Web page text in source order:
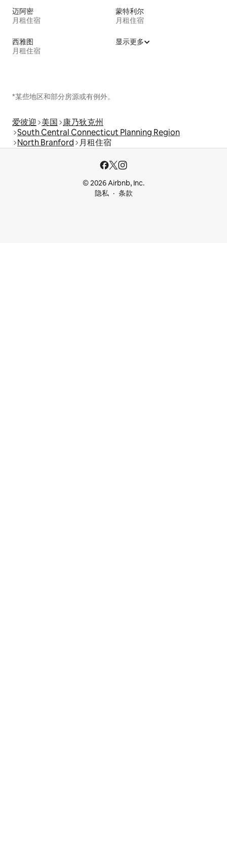
迈阿密
月租住宿
蒙特利尔
月租住宿
西雅图
月租住宿
显示更多
*某些地区和部分房源或有例外。
爱彼迎 美国 康乃狄克州
South Central Connecticut Planning Region
North Branford 月租住宿
© 2026 Airbnb, Inc.
隐私
条款